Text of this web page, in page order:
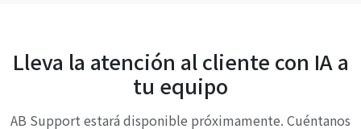
Lleva la atención al cliente con IA a
tu equipo
AB Support estará disponible próximamente. Cuéntanos